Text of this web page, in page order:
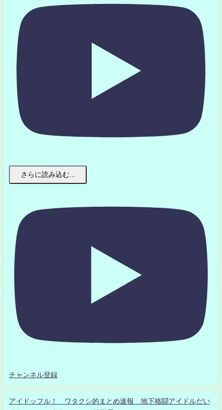
さらに読み込む...
チャンネル登録
アイドッフル！ ワタクシ的まとめ速報 地下格闘アイドルだい